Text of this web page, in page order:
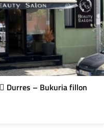
Durres – Bukuria fillon